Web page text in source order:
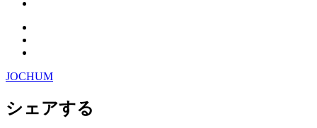
JOCHUM
シェアする